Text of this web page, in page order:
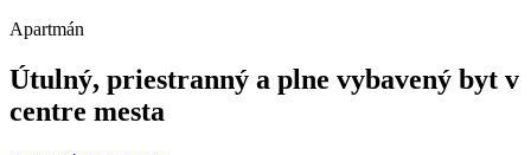
Apartmán
Útulný, priestranný a plne vybavený byt v
centre mesta